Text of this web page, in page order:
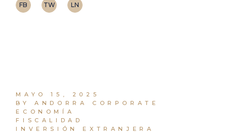
FB TW LN
MAYO 15, 2025
BY ANDORRA CORPORATE
ECONOMÍA
FISCALIDAD
INVERSIÓN EXTRANJERA